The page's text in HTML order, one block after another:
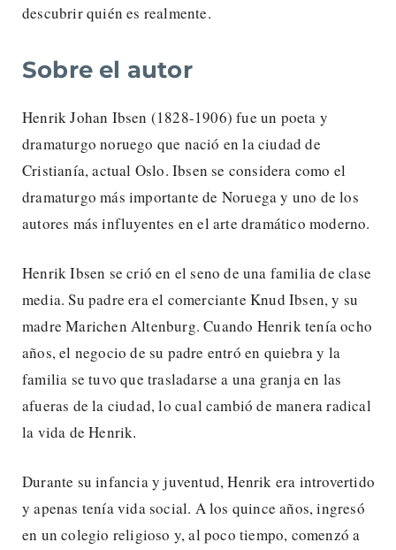
descubrir quién es realmente.
Sobre el autor
Henrik Johan Ibsen (1828-1906) fue un poeta y
dramaturgo noruego que nació en la ciudad de
Cristianía, actual Oslo. Ibsen se considera como el
dramaturgo más importante de Noruega y uno de los
autores más influyentes en el arte dramático moderno.
Henrik Ibsen se crió en el seno de una familia de clase
media. Su padre era el comerciante Knud Ibsen, y su
madre Marichen Altenburg. Cuando Henrik tenía ocho
años, el negocio de su padre entró en quiebra y la
familia se tuvo que trasladarse a una granja en las
afueras de la ciudad, lo cual cambió de manera radical
la vida de Henrik.
Durante su infancia y juventud, Henrik era introvertido
y apenas tenía vida social. A los quince años, ingresó
en un colegio religioso y, al poco tiempo, comenzó a